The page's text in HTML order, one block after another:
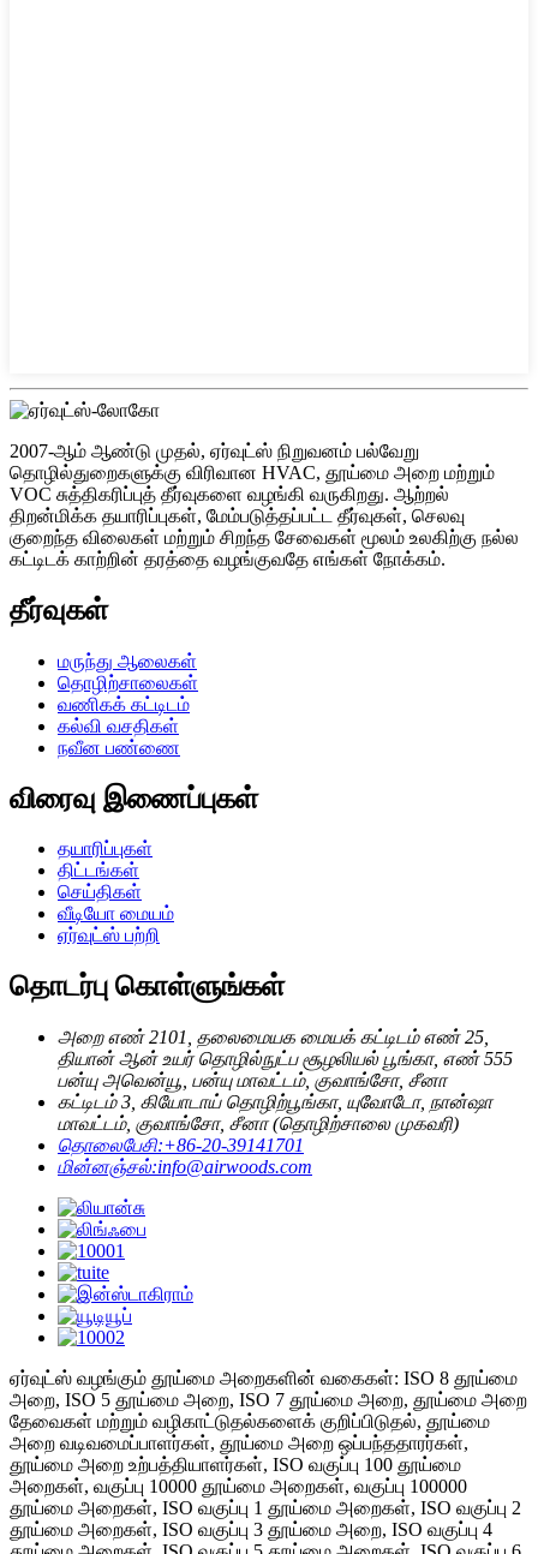
2007-ஆம் ஆண்டு முதல், ஏர்வுட்ஸ் நிறுவனம் பல்வேறு
தொழில்துறைகளுக்கு விரிவான HVAC, தூய்மை அறை மற்றும்
VOC சுத்திகரிப்புத் தீர்வுகளை வழங்கி வருகிறது. ஆற்றல்
திறன்மிக்க தயாரிப்புகள், மேம்படுத்தப்பட்ட தீர்வுகள், செலவு
குறைந்த விலைகள் மற்றும் சிறந்த சேவைகள் மூலம் உலகிற்கு நல்ல
கட்டிடக் காற்றின் தரத்தை வழங்குவதே எங்கள் நோக்கம்.
தீர்வுகள்
மருந்து ஆலைகள்
தொழிற்சாலைகள்
வணிகக் கட்டிடம்
கல்வி வசதிகள்
நவீன பண்ணை
விரைவு இணைப்புகள்
தயாரிப்புகள்
திட்டங்கள்
செய்திகள்
வீடியோ மையம்
ஏர்வுட்ஸ் பற்றி
தொடர்பு கொள்ளுங்கள்
அறை எண் 2101, தலைமையக மையக் கட்டிடம் எண் 25,
தியான் ஆன் உயர் தொழில்நுட்ப சூழலியல் பூங்கா, எண் 555
பன்யு அவென்யூ, பன்யு மாவட்டம், குவாங்சோ, சீனா
கட்டிடம் 3, கியோடாய் தொழிற்பூங்கா, யுவோடோ, நான்ஷா
மாவட்டம், குவாங்சோ, சீனா (தொழிற்சாலை முகவரி)
தொலைபேசி:+86-20-39141701
மின்னஞ்சல்:info@airwoods.com
ஏர்வுட்ஸ் வழங்கும் தூய்மை அறைகளின் வகைகள்: ISO 8 தூய்மை
அறை, ISO 5 தூய்மை அறை, ISO 7 தூய்மை அறை, தூய்மை அறை
தேவைகள் மற்றும் வழிகாட்டுதல்களைக் குறிப்பிடுதல், தூய்மை
அறை வடிவமைப்பாளர்கள், தூய்மை அறை ஒப்பந்ததாரர்கள்,
தூய்மை அறை உற்பத்தியாளர்கள், ISO வகுப்பு 100 தூய்மை
அறைகள், வகுப்பு 10000 தூய்மை அறைகள், வகுப்பு 100000
தூய்மை அறைகள், ISO வகுப்பு 1 தூய்மை அறைகள், ISO வகுப்பு 2
தூய்மை அறைகள், ISO வகுப்பு 3 தூய்மை அறை, ISO வகுப்பு 4